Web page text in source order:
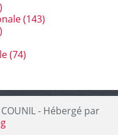
(143)
(74)
- Hébergé par